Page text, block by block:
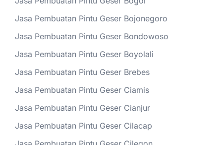
Jasa Pembuatan Pintu Geser Bojonegoro
Jasa Pembuatan Pintu Geser Bondowoso
Jasa Pembuatan Pintu Geser Boyolali
Jasa Pembuatan Pintu Geser Brebes
Jasa Pembuatan Pintu Geser Ciamis
Jasa Pembuatan Pintu Geser Cianjur
Jasa Pembuatan Pintu Geser Cilacap